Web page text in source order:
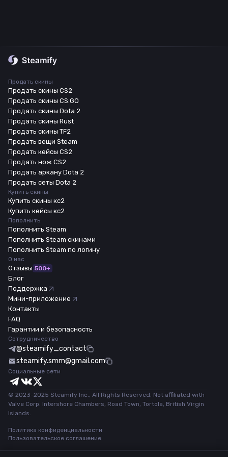
Продать скины
Продать скины CS2
Продать скины CS:GO
Продать скины Dota 2
Продать скины Rust
Продать скины TF2
Продать вещи Steam
Продать кейсы CS2
Продать нож CS2
Продать аркану Dota 2
Продать сеты Dota 2
Купить скины
Купить скины кс2
Купить кейсы кс2
Пополнить
Пополнить Steam
Пополнить Steam скинами
Пополнить Steam по логину
О нас
Отзывы 500+
Блог
Поддержка
Мини-приложение
Контакты
FAQ
Гарантии и безопасность
Сотрудничество
@steamify_contact
steamify.smm@gmail.com
Социальные сети
© 2023-2025 Steamify Inc., All Rights Reserved. Not affiliated with
Valve Corp. Intershore Chambers, Road Town, Tortola, British Virgin
Islands.
Политика конфиденциальности
Пользовательское соглашение